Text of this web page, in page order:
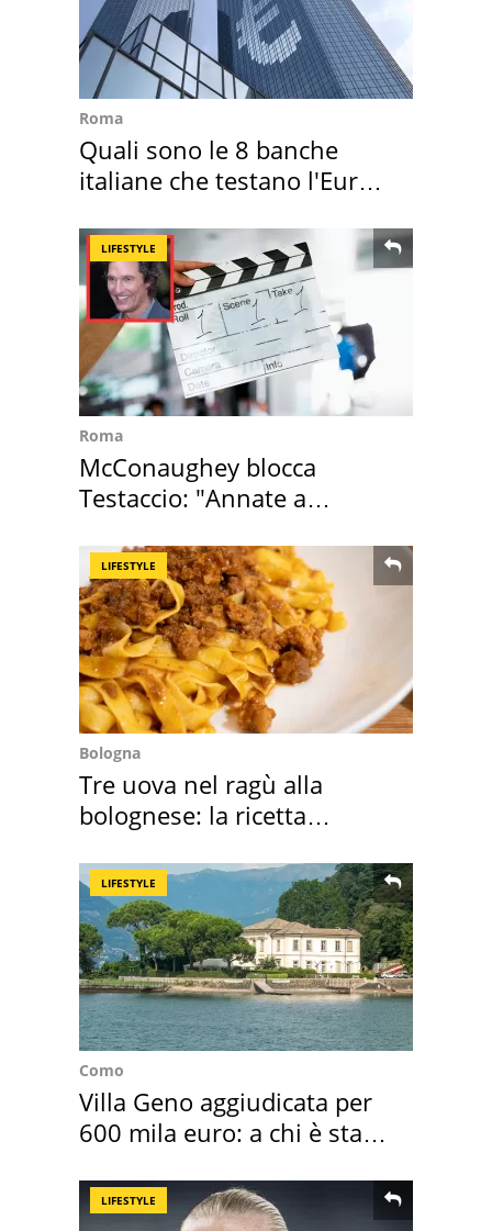
Roma
Quali sono le 8 banche
italiane che testano l'Euro
LIFESTYLE
Roma
McConaughey blocca
Testaccio: "Annate a
LIFESTYLE
Bologna
Tre uova nel ragù alla
bolognese: la ricetta
LIFESTYLE
Como
Villa Geno aggiudicata per
600 mila euro: a chi è stata
LIFESTYLE